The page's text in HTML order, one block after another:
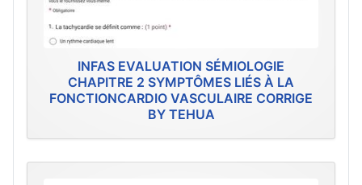
INFAS EVALUATION SÉMIOLOGIE
CHAPITRE 2 SYMPTÔMES LIÉS À LA
FONCTIONCARDIO VASCULAIRE CORRIGE
BY TEHUA